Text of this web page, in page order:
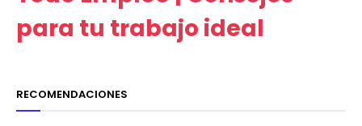
para tu trabajo ideal
RECOMENDACIONES